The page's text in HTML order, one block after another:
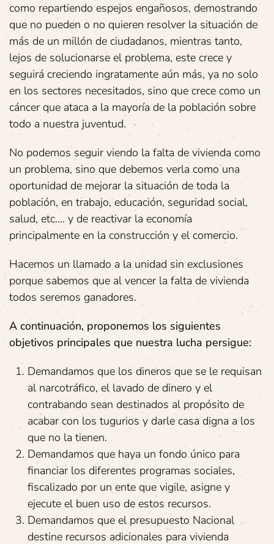
como repartiendo espejos engañosos, demostrando
que no pueden o no quieren resolver la situación de
más de un millón de ciudadanos, mientras tanto,
lejos de solucionarse el problema, este crece y
seguirá creciendo ingratamente aún más, ya no solo
en los sectores necesitados, sino que crece como un
cáncer que ataca a la mayoría de la población sobre
todo a nuestra juventud.
No podemos seguir viendo la falta de vivienda como
un problema, sino que debemos verla como una
oportunidad de mejorar la situación de toda la
población, en trabajo, educación, seguridad social,
salud, etc.… y de reactivar la economía
principalmente en la construcción y el comercio.
Hacemos un llamado a la unidad sin exclusiones
porque sabemos que al vencer la falta de vivienda
todos seremos ganadores.
A continuación, proponemos los siguientes
objetivos principales que nuestra lucha persigue:
Demandamos que los dineros que se le requisan
al narcotráfico, el lavado de dinero y el
contrabando sean destinados al propósito de
acabar con los tugurios y darle casa digna a los
que no la tienen.
Demandamos que haya un fondo único para
financiar los diferentes programas sociales,
fiscalizado por un ente que vigile, asigne y
ejecute el buen uso de estos recursos.
Demandamos que el presupuesto Nacional
destine recursos adicionales para vivienda